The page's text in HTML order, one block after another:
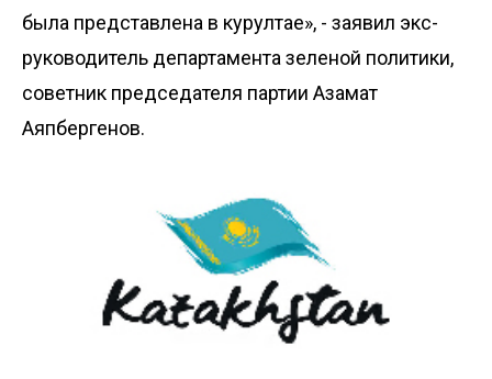
была представлена в курултае», - заявил экс-
руководитель департамента зеленой политики,
советник председателя партии Азамат
Аяпбергенов.